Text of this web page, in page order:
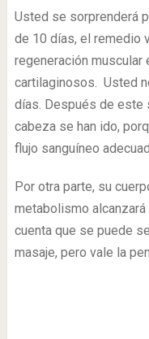
Usted se sorprenderá
de 10 días, el remedio
regeneración
cartilaginosos. Usted
días. Después de este
cabeza se han ido,
flujo sanguíneo
Por otra parte, su
metabolismo
cuenta que se puede
masaje, pero vale la